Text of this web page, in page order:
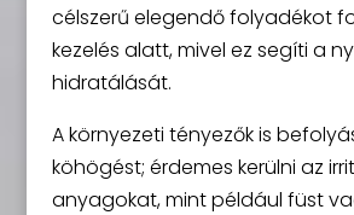
célszerű elegendő folyadékot
kezelés alatt, mivel ez segíti a
hidratálását.
A környezeti tényezők is
köhögést; érdemes kerülni az
anyagokat, mint például füst